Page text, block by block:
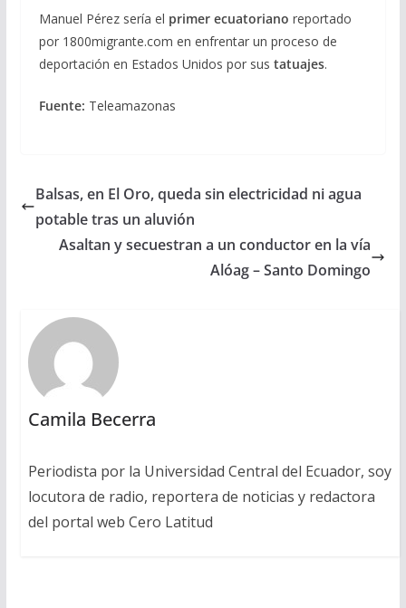
Manuel Pérez sería el primer ecuatoriano reportado
por 1800migrante.com en enfrentar un proceso de
deportación en Estados Unidos por sus tatuajes.
Fuente: Teleamazonas
Balsas, en El Oro, queda sin electricidad ni agua
potable tras un aluvión
Asaltan y secuestran a un conductor en la vía
Alóag – Santo Domingo
Camila Becerra
Periodista por la Universidad Central del Ecuador, soy
locutora de radio, reportera de noticias y redactora
del portal web Cero Latitud